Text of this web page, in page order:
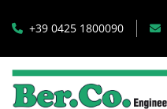
+39 0425 1800090